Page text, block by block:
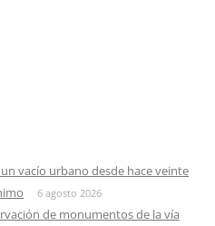
vacío urbano desde hace veinte
6 agosto 2026
de monumentos de la vía